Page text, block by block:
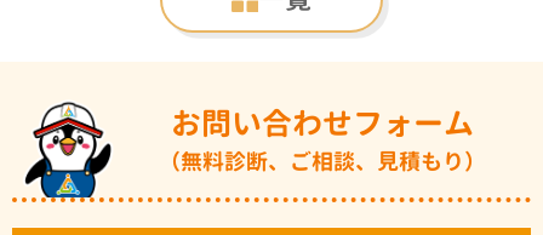
お問い合わせフォーム
（無料診断、ご相談、見積もり）